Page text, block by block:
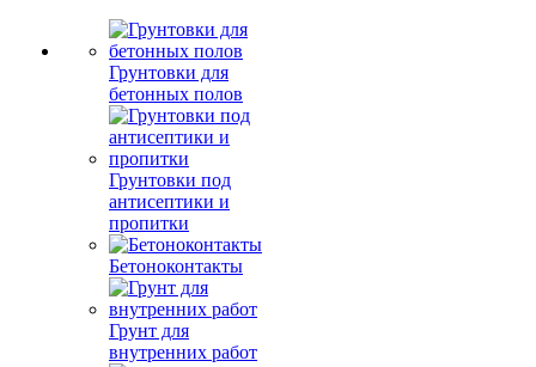
Грунтовки для
бетонных полов
Грунтовки под
антисептики и
пропитки
Бетоноконтакты
Грунт для
внутренних работ